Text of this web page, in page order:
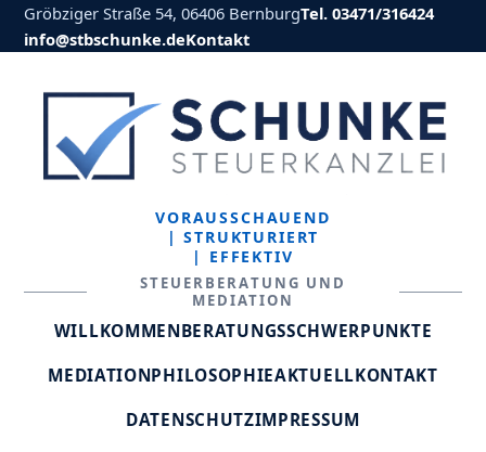
Gröbziger Straße 54, 06406 BernburgTel. 03471/316424
info@stbschunke.deKontakt
VORAUSSCHAUEND
| STRUKTURIERT
| EFFEKTIV
STEUERBERATUNG UND
MEDIATION
WILLKOMMENBERATUNGSSCHWERPUNKTE
MEDIATIONPHILOSOPHIEAKTUELLKONTAKT
DATENSCHUTZIMPRESSUM